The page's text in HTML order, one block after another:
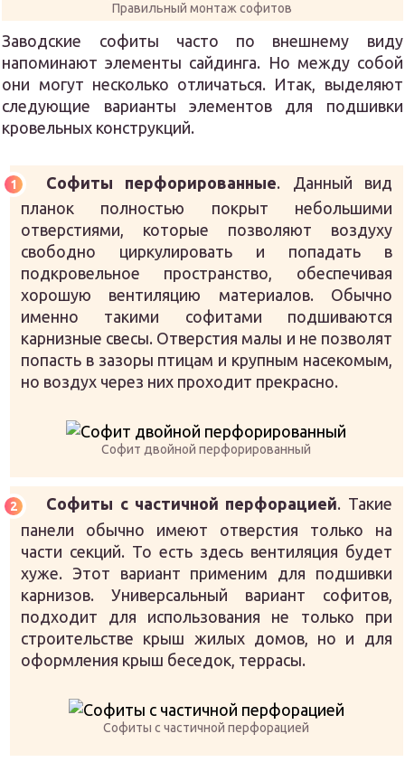
Правильный монтаж софитов
Заводские софиты часто по внешнему виду
напоминают элементы сайдинга. Но между собой
они могут несколько отличаться. Итак, выделяют
следующие варианты элементов для подшивки
кровельных конструкций.
Софиты перфорированные. Данный вид
планок полностью покрыт небольшими
отверстиями, которые позволяют воздуху
свободно циркулировать и попадать в
подкровельное пространство, обеспечивая
хорошую вентиляцию материалов. Обычно
именно такими софитами подшиваются
карнизные свесы. Отверстия малы и не позволят
попасть в зазоры птицам и крупным насекомым,
но воздух через них проходит прекрасно.
Софит двойной перфорированный
Софиты с частичной перфорацией. Такие
панели обычно имеют отверстия только на
части секций. То есть здесь вентиляция будет
хуже. Этот вариант применим для подшивки
карнизов. Универсальный вариант софитов,
подходит для использования не только при
строительстве крыш жилых домов, но и для
оформления крыш беседок, террасы.
Софиты с частичной перфорацией